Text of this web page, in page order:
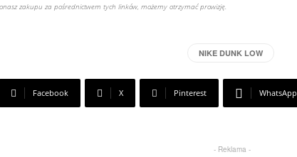
zakupu za pośrednictwem tych linków, możemy otrzymać prowizję.
NIKE DUNK LOW
Facebook X Pinterest WhatsApp
- Reklama -